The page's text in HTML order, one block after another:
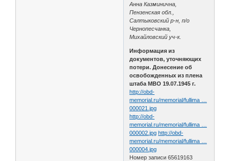
Анна Казминична,
Пензенская обл.,
Салтыковский р-н, п/о
Чернопесчанка,
Михайловский уч-к.
Информация из
документов, уточняющих
потери. Донесение об
освобожденных из плена
штаба МВО 19.07.1945 г.
http://obd-
memorial.ru/memorial/fullima …
000021.jpg
http://obd-
memorial.ru/memorial/fullima …
000002.jpg http://obd-
memorial.ru/memorial/fullima …
000004.jpg
Номер записи 65619163